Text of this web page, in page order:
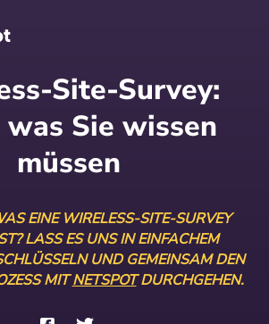
Site-Survey:
Sie wissen
müssen
EINE WIRELESS-SITE-SURVEY
LASS ES UNS IN EINFACHEM
UND GEMEINSAM DEN
MITNETSPOTDURCHGEHEN.